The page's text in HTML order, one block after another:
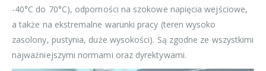
-40°C do 70°C), odporności na szokowe napięcia wejściowe,
a także na ekstremalne warunki pracy (teren wysoko
zasolony, pustynia, duże wysokości). Są zgodne ze wszystkimi
najważniejszymi normami oraz dyrektywami.